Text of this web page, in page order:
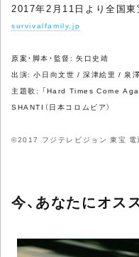
2017年2月11日より全国
survivalfamily.jp
原案・脚本・監督: 矢口史靖
出演: 小日向文世 / 深津絵里 / 泉
主題歌: 「Hard Times Come
SHANTI（日本コロムビア）
©2017 フジテレビジョン 東宝 電
今、あなたにオス